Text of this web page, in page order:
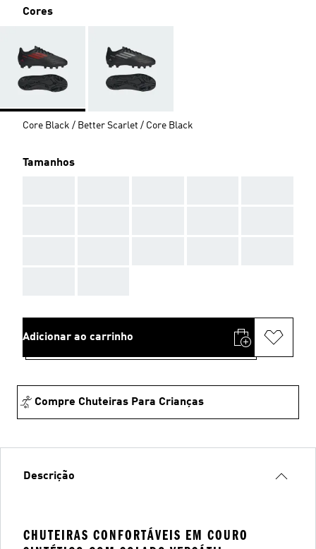
Cores
Core Black / Better Scarlet / Core Black
Tamanhos
Adicionar ao carrinho
Compre Chuteiras Para Crianças
Descrição
CHUTEIRAS CONFORTÁVEIS EM COURO